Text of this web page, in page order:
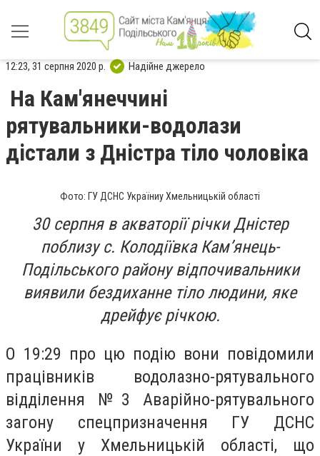
12:23, 31 серпня 2020 р. Надійне джерело
На Кам'янеччині
рятувальники-водолази
дістали з Дністра тіло чоловіка
Фото: ГУ ДСНС Україниу Хмельницькій області
30 серпня в акваторії річки Дністер
поблизу с. Колодіївка Кам’янець-
Подільського району відпочивальники
виявили бездиханне тіло людини, яке
дрейфує річкою.
О 19:29 про цю подію вони повідомили
працівників водолазно-рятувального
відділення №3 Аварійно-рятувального
загону спецпризначення ГУ ДСНС
України у Хмельницькій області, що